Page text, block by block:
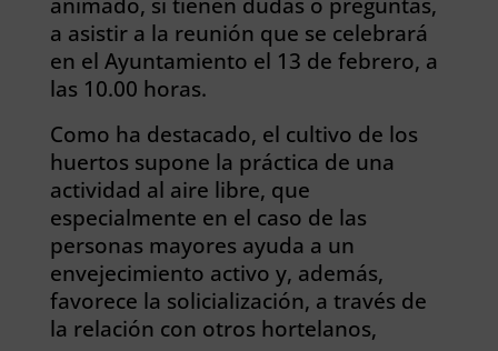
a asistir a la reunión que se celebrará
en el Ayuntamiento el 13 de febrero, a
las 10.00 horas.
Como ha destacado, el cultivo de los
huertos supone la práctica de una
actividad al aire libre, que
especialmente en el caso de las
personas mayores ayuda a un
envejecimiento activo y, además,
favorece la solicialización, a través de
la relación con otros hortelanos,